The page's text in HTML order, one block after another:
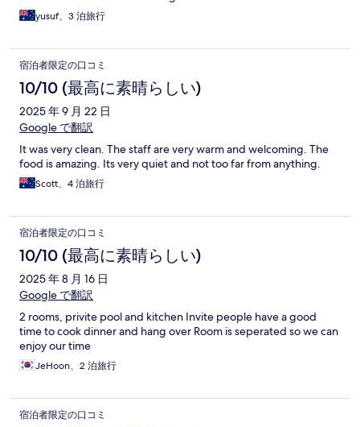
yusuf、3 泊旅行
宿泊者限定の口コミ
10/10 (最高に素晴らしい)
2025 年 9 月 22 日
Google で翻訳
It was very clean. The staff are very warm and welcoming. The
food is amazing. Its very quiet and not too far from anything.
Scott、4 泊旅行
宿泊者限定の口コミ
10/10 (最高に素晴らしい)
2025 年 8 月 16 日
Google で翻訳
2 rooms, privite pool and kitchen Invite people have a good
time to cook dinner and hang over Room is seperated so we can
enjoy our time
JeHoon、2 泊旅行
宿泊者限定の口コミ